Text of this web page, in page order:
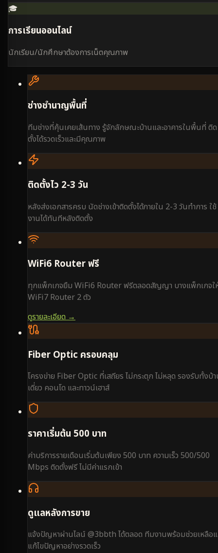
🎓
การเรียนออนไลน์
นักเรียน/นักศึกษาต้องการเน็ตคุณภาพ
ช่างชำนาญพื้นที่
ทีมช่างที่คุ้นเคยเส้นทาง รู้จักลักษณะบ้านและอาคารในพื้นที่ ติด
ตั้งได้รวดเร็วและมีคุณภาพ
ติดตั้งไว 2-3 วัน
หลังส่งเอกสารครบ นัดช่างเข้าติดตั้งได้ภายใน 2-3 วันทำการ ใช้
งานได้ทันทีหลังติดตั้ง
WiFi6 Router ฟรี
ทุกแพ็กเกจยืม WiFi6 Router ฟรีตลอดสัญญา บางแพ็กเกจใ
WiFi7 Router 2 ตัว
ดูรายละเอียด →
Fiber Optic ครอบคลุม
โครงข่าย Fiber Optic ที่เสถียร ไม่กระตุก ไม่หลุด รองรับทั้งบ้
เดี่ยว คอนโด และทาวน์เฮาส์
ราคาเริ่มต้น 500 บาท
ค่าบริการรายเดือนเริ่มต้นเพียง 500 บาท ความเร็ว 500/500
Mbps ติดตั้งฟรี ไม่มีค่าแรกเข้า
ดูแลหลังการขาย
แจ้งปัญหาผ่านไลน์ @3bbth ได้ตลอด ทีมงานพร้อมช่วยเหลือแ
แก้ไขปัญหาอย่างรวดเร็ว